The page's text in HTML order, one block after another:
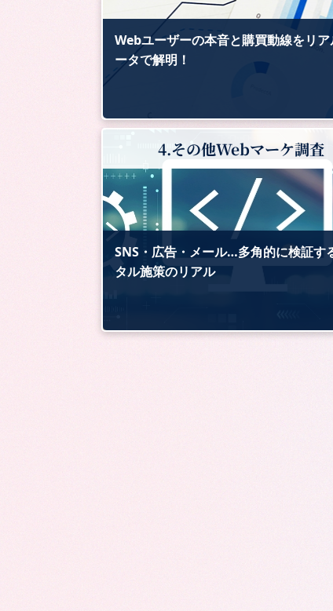
Webユーザーの本音と購買動線をリ
ータで解明！
4.その他Webマーケ調査
SNS・広告・メール…多角的に検証す
タル施策のリアル